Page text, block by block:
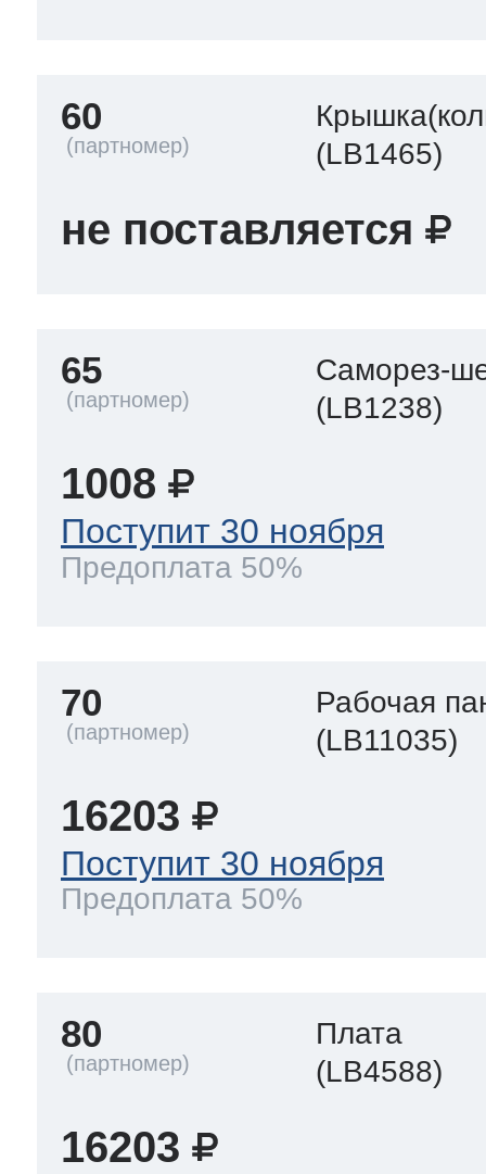
60
(LB1465)
не поставляется
65
Саморез-
(LB1238)
1008
Поступит 30 ноября
Предоплата 50%
70
Рабочая
(LB11035)
16203
Поступит 30 ноября
Предоплата 50%
80
Плата
(LB4588)
16203